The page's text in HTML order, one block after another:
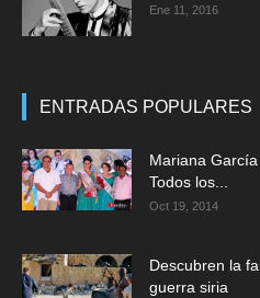
Ene 11, 2016
ENTRADAS POPULARES
Mariana
Todos los...
Oct 19, 2014
Descubren la
guerra siria